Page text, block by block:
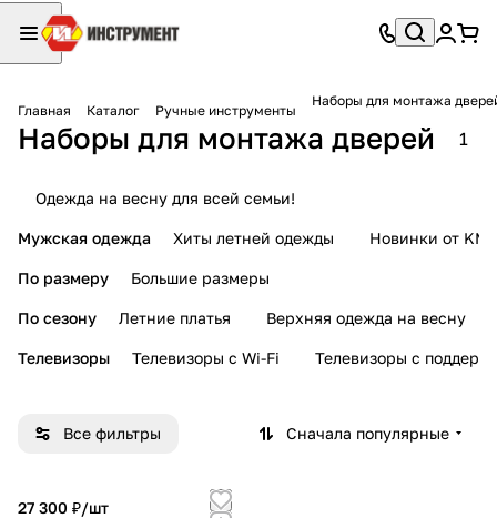
Главная Каталог Ручные инструменты
Наборы для монтажа
Наборы для монтажа дверей 1
Одежда на весну для всей семьи!
Мужская одежда Хиты летней одежды Новинки от KMI
По размеру Большие размеры
По сезону Летние платья Верхняя одежда на весну
Телевизоры Телевизоры с Wi-Fi Телевизоры с
Все фильтры Сначала популярные
27 300 ₽/шт